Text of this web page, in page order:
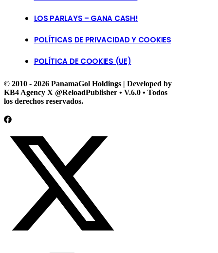
LOS PARLAYS – GANA CASH!
POLÍTICAS DE PRIVACIDAD Y COOKIES
POLÍTICA DE COOKIES (UE)
© 2010 - 2026 PanamaGol Holdings | Developed by
KB4 Agency X @ReloadPublisher • V.6.0 • Todos
los derechos reservados.